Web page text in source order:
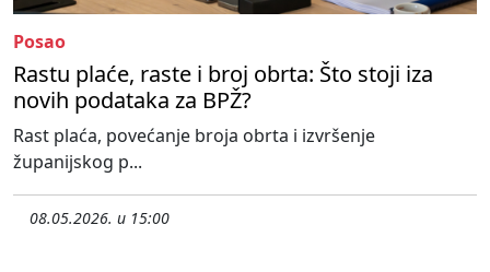
Posao
Rastu plaće, raste i broj obrta: Što stoji iza
novih podataka za BPŽ?
Rast plaća, povećanje broja obrta i izvršenje
županijskog p...
08.05.2026. u 15:00